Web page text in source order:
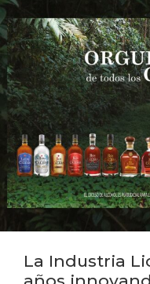
La Industria